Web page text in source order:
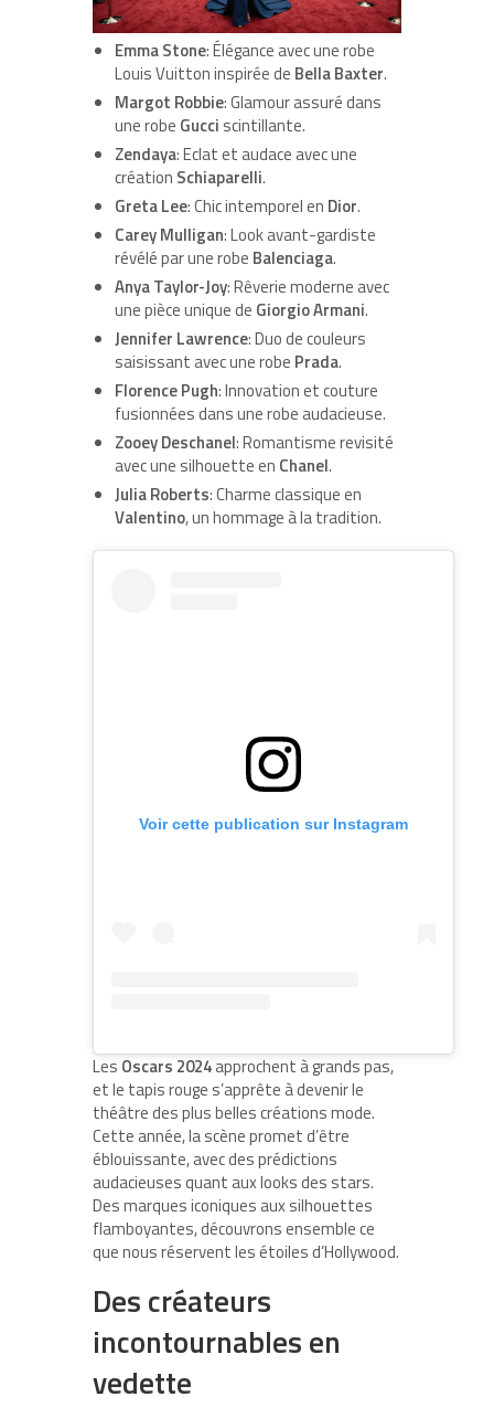
Emma Stone: Élégance avec une robe
Louis Vuitton inspirée de Bella Baxter.
Margot Robbie: Glamour assuré dans
une robe Gucci scintillante.
Zendaya: Eclat et audace avec une
création Schiaparelli.
Greta Lee: Chic intemporel en Dior.
Carey Mulligan: Look avant-gardiste
révélé par une robe Balenciaga.
Anya Taylor-Joy: Rêverie moderne avec
une pièce unique de Giorgio Armani.
Jennifer Lawrence: Duo de couleurs
saisissant avec une robe Prada.
Florence Pugh: Innovation et couture
fusionnées dans une robe audacieuse.
Zooey Deschanel: Romantisme revisité
avec une silhouette en Chanel.
Julia Roberts: Charme classique en
Valentino, un hommage à la tradition.
Voir cette publication sur Instagram
Les Oscars 2024approchent à grands pas,
et le tapis rouge s’apprête à devenir le
théâtre des plus belles créations mode.
Cette année, la scène promet d’être
éblouissante, avec des prédictions
audacieuses quant aux looks des stars.
Des marques iconiques aux silhouettes
flamboyantes, découvrons ensemble ce
que nous réservent les étoiles d’Hollywood.
Des créateurs
incontournables en
vedette